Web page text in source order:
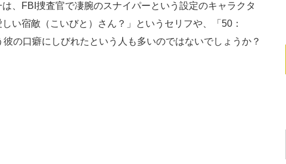
、FBI捜査官で凄腕のスナイパーという設定のキャラクタ
宿敵（こいびと）さん？」というセリフや、「50：
の口癖にしびれたという人も多いのではないでしょうか？